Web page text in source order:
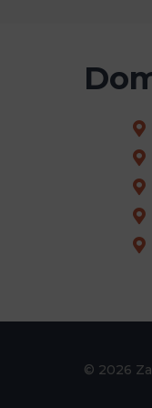
© 2026